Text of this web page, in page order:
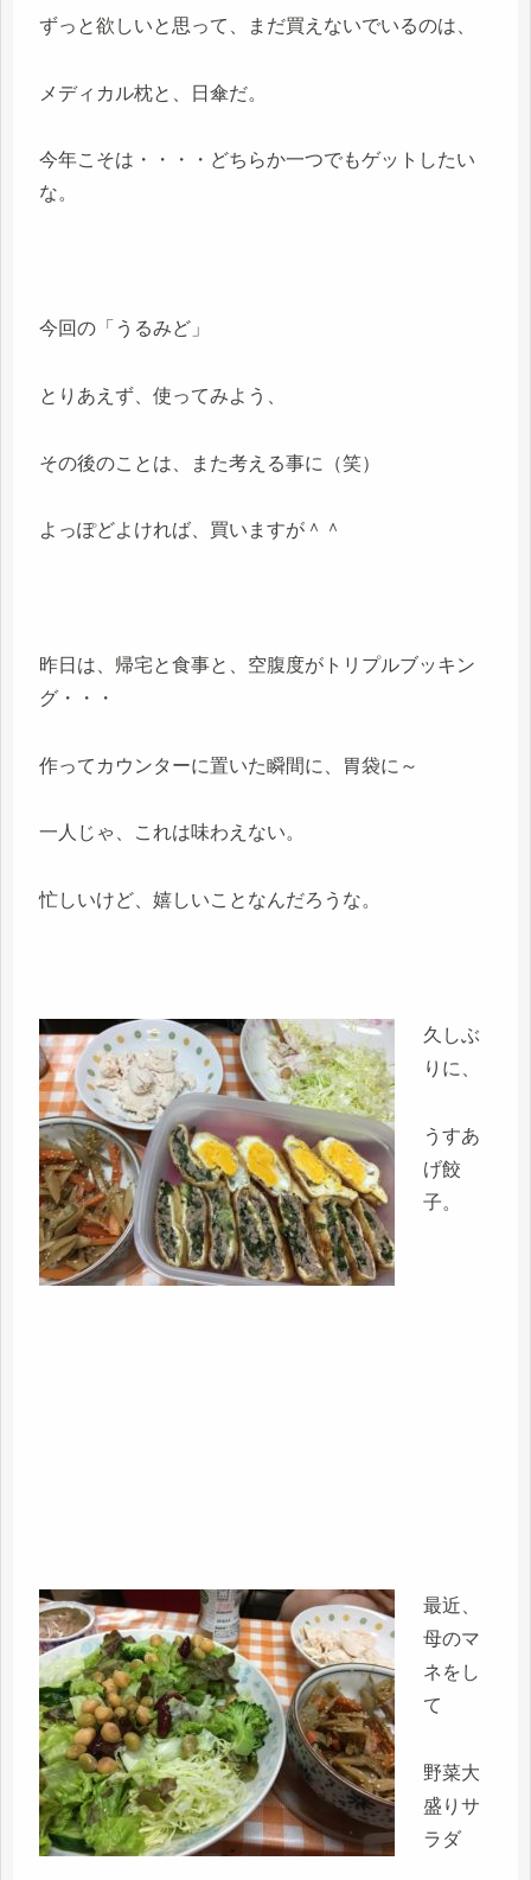
ずっと欲しいと思って、まだ買えないでいるのは、
メディカル枕と、日傘だ。
今年こそは・・・・どちらか一つでもゲットしたい
な。
今回の「うるみど」
とりあえず、使ってみよう、
その後のことは、また考える事に（笑）
よっぽどよければ、買いますが＾＾
昨日は、帰宅と食事と、空腹度がトリプルブッキン
グ・・・
作ってカウンターに置いた瞬間に、胃袋に～
一人じゃ、これは味わえない。
忙しいけど、嬉しいことなんだろうな。
久しぶ
りに、
うすあ
げ餃
子。
最近、
母のマ
ネをし
て
野菜大
盛りサ
ラダ